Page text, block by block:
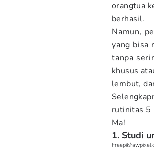
orangtua
berhasil.
Namun,
yang bisa
tanpa
khusus
lembut,
rutinitas 5
Ma!
1. Studi
Freepik/